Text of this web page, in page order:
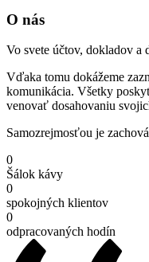
O nás
Vo svete účtov, dokladov a
Vďaka tomu dokážeme
komunikácia. Všetky
venovať dosahovaniu
Samozrejmosťou je
0
Šálok kávy
0
spokojných klientov
0
odpracovaných hodín